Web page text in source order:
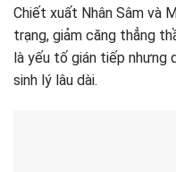
Chiết xuất Nhân Sâm và
trạng, giảm căng thẳng
là yếu tố gián tiếp nhưng
sinh lý lâu dài.